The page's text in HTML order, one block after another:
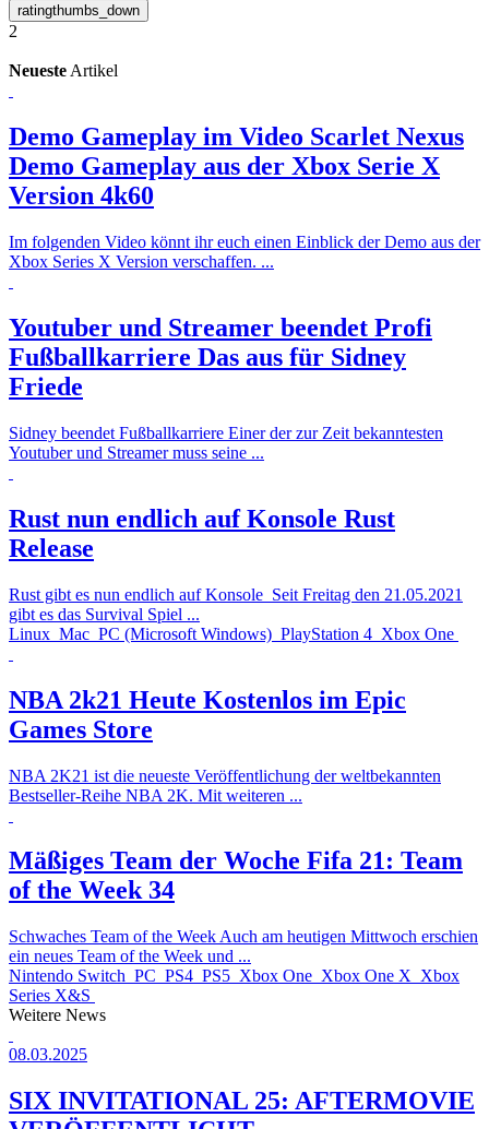
2
Neueste Artikel
Demo Gameplay im Video Scarlet Nexus
Demo Gameplay aus der Xbox Serie X
Version 4k60
Im folgenden Video könnt ihr euch einen Einblick der Demo aus der
Xbox Series X Version verschaffen. ...
Youtuber und Streamer beendet Profi
Fußballkarriere Das aus für Sidney
Friede
Sidney beendet Fußballkarriere Einer der zur Zeit bekanntesten
Youtuber und Streamer muss seine ...
Rust nun endlich auf Konsole Rust
Release
Rust gibt es nun endlich auf Konsole Seit Freitag den 21.05.2021
gibt es das Survival Spiel ...
Linux Mac PC (Microsoft Windows) PlayStation 4 Xbox One
NBA 2k21 Heute Kostenlos im Epic
Games Store
NBA 2K21 ist die neueste Veröffentlichung der weltbekannten
Bestseller-Reihe NBA 2K. Mit weiteren ...
Mäßiges Team der Woche Fifa 21: Team
of the Week 34
Schwaches Team of the Week Auch am heutigen Mittwoch erschien
ein neues Team of the Week und ...
Nintendo Switch PC PS4 PS5 Xbox One Xbox One X Xbox
Series X&S
Weitere News
08.03.2025
SIX INVITATIONAL 25: AFTERMOVIE